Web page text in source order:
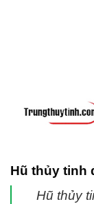
Hũ thủy tinh
Hũ thủy